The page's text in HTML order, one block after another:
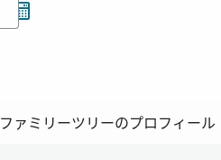
ファミリーツリーのプロフィール